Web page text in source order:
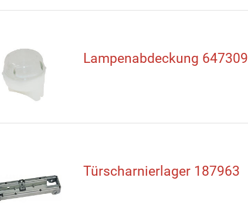
Lampenabdeckung 647309
Türscharnierlager 187963